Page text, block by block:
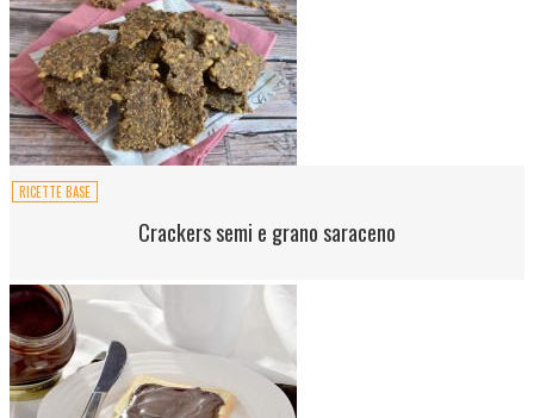
RICETTE BASE
Crackers semi e grano saraceno